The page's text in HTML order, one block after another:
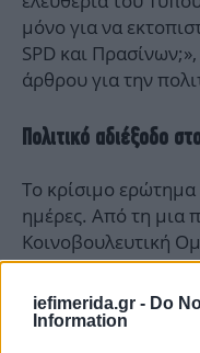
iefimerida.gr - Do
Information
μόνο για να
SPD και
άρθρου για την
Πολιτικό αδιέξοδο
Το κρίσιμο ερώτημα
ημέρες. Από τη μια
Κοινοβουλευτική
εκτοπίστηκε από
FDP, που
Βουλή, ενώ ο